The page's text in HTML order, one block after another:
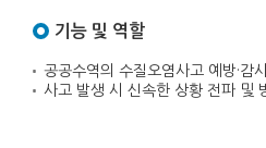
기능 및 역할
공공수역의 수질오염사고 예방·감
사고 발생 시 신속한 상황 전파 및